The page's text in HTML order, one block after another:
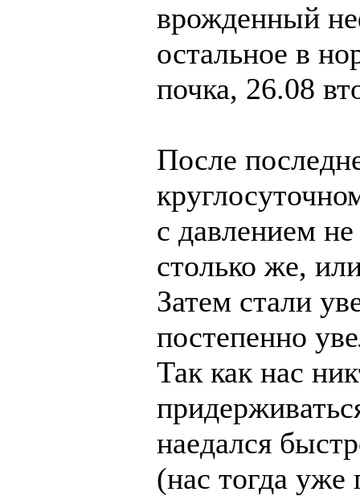
врожденный
остальное в
почка, 26.08
После
с давлением
столько же,
Затем стали
постепенно
Так как нас
наедался
(нас тогда уже